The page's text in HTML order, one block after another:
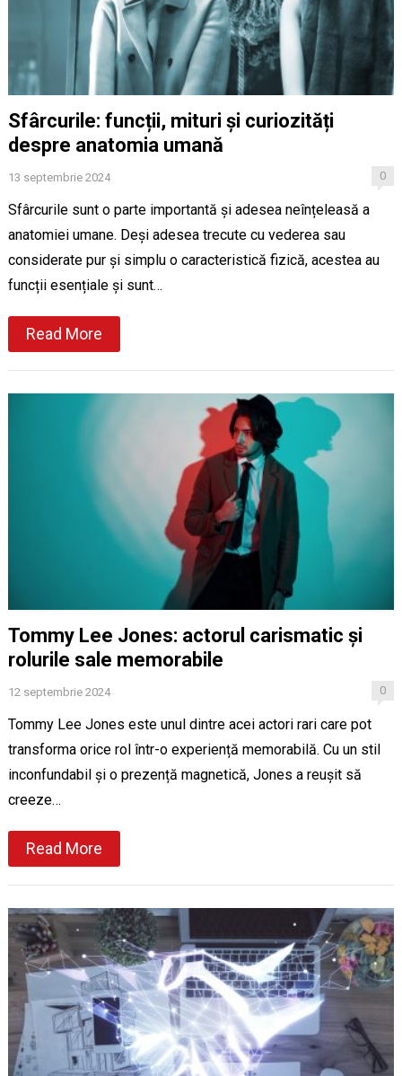
Sfârcurile: funcții, mituri și curiozități
despre anatomia umană
13 septembrie 2024 0
Sfârcurile sunt o parte importantă și adesea neînțeleasă a
anatomiei umane. Deși adesea trecute cu vederea sau
considerate pur și simplu o caracteristică fizică, acestea au
funcții esențiale și sunt…
Read More
Tommy Lee Jones: actorul carismatic și
rolurile sale memorabile
12 septembrie 2024 0
Tommy Lee Jones este unul dintre acei actori rari care pot
transforma orice rol într-o experiență memorabilă. Cu un stil
inconfundabil și o prezență magnetică, Jones a reușit să
creeze…
Read More